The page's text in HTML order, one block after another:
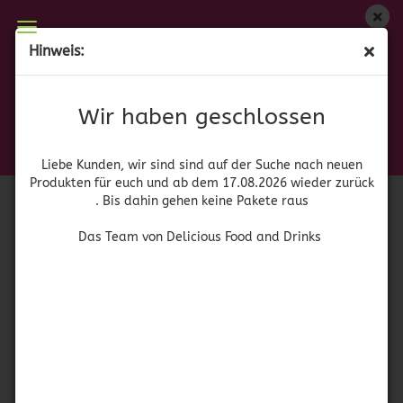
Hinweis:
Wir haben geschlossen
Liebe Kunden, wir sind sind auf der Suche nach neuen
Produkten für euch und ab dem 17.08.2026 wieder zurück
. Bis dahin gehen keine Pakete raus
Das Team von Delicious Food and Drinks
Wir haben geschlossen
zurück. Bis dahin gehen keine Pakete raus
Das Team von Delicious Food and Drinks
41453)
Jose Cuervo